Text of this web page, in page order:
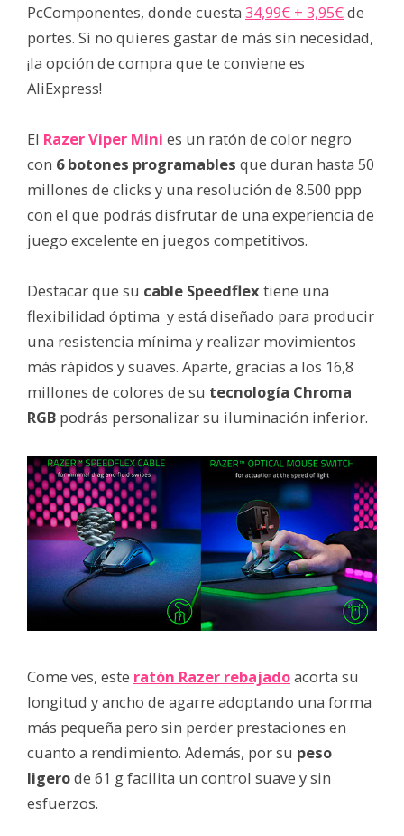
PcComponentes, donde cuesta 34,99€ + 3,95€de
portes. Si no quieres gastar de más sin necesidad,
¡la opción de compra que te conviene es
AliExpress!
El Razer Viper Mini es un ratón de color negro
con 6 botones programables que duran hasta 50
millones de clicks y una resolución de 8.500 ppp
con el que podrás disfrutar de una experiencia de
juego excelente en juegos competitivos.
Destacar que su cable Speedflextiene una
flexibilidad óptima y está diseñado para producir
una resistencia mínima y realizar movimientos
más rápidos y suaves. Aparte, gracias a los 16,8
millones de colores de su tecnología Chroma
RGB podrás personalizar su iluminación inferior.
Come ves, este ratón Razer rebajadoacorta su
longitud y ancho de agarre adoptando una forma
más pequeña pero sin perder prestaciones en
cuanto a rendimiento. Además, por su peso
ligerode 61 g facilita un control suave y sin
esfuerzos.